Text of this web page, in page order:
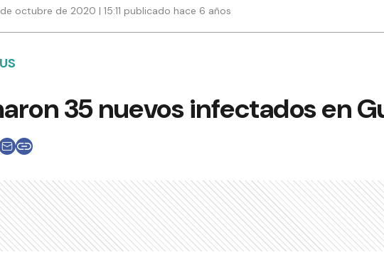
octubre de 2020 | 15:11 publicado hace 6 años
35 nuevos infectados en